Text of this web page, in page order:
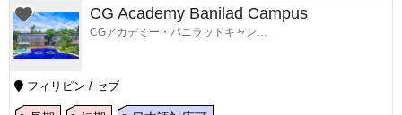
CG Academy Banilad Campus
CGアカデミー・バニラッドキャンパス
フィリピン / セブ